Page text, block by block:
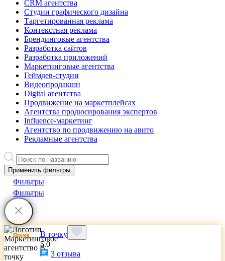
CRM агентства
Студии графического дизайна
Таргетированная реклама
Контекстная реклама
Брендинговые агентства
Разработка сайтов
Разработка приложений
Маркетинговые агентства
Геймдев-студии
Видеопродакшн
Digital агентства
Продвижение на маркетплейсах
Агентства продюсирования экспертов
Influence-маркетинг
Агентство по продвижению на авито
Рекламные агентства
Применить фильтры
Фильтры
Фильтры
Промо
В точку
5.0
3 отзыва